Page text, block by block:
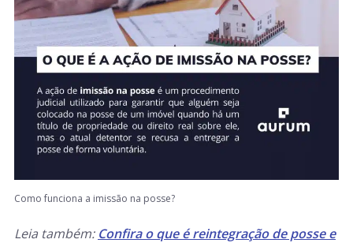
Como funciona a imissão na posse?
Leia também: Confira o que é reintegração de posse e